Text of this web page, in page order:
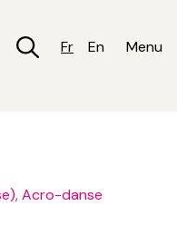
Fr En Menu
Acro-danse